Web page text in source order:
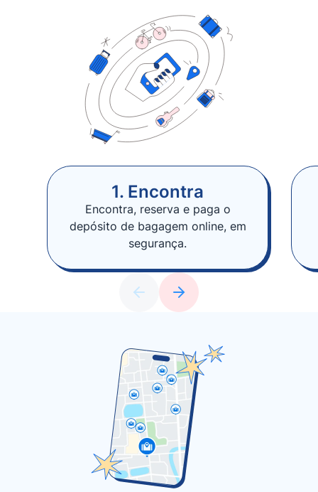
1. Encontra
Encontra, reserva e paga o
depósito de bagagem online, em
segurança.